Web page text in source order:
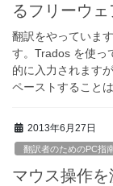
るフリーウェ
翻訳をやっていま
す。Trados を使っ
的に入力されます
ペーストすること
2013年6月27日
翻訳者のためのPC指
マウス操作